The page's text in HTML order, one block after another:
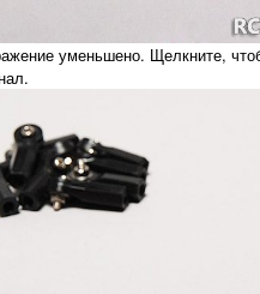
уменьшено. Щелкните,